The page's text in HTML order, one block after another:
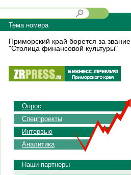
Тема номера
Приморский край борется за звание
"Столица финансовой культуры"
Опрос
Спецпроекты
Интервью
Аналитика
Наши партнеры